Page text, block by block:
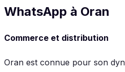
WhatsApp à Oran
Commerce et distribution
Oran est connue pour son